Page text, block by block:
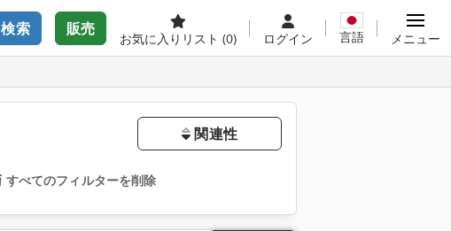
検索 販売
お気に入りリスト (0) ログイン 言語 メニュー
関連性
すべてのフィルターを削除